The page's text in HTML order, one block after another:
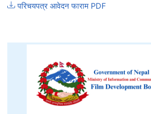
परिचयपत्र आवेदन फाराम PDF